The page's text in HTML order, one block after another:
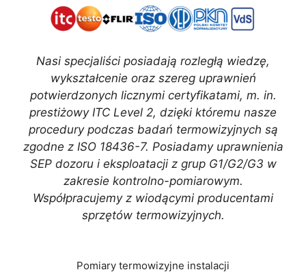
Nasi specjaliści posiadają rozległą wiedzę,
wykształcenie oraz szereg uprawnień
potwierdzonych licznymi certyfikatami, m. in.
prestiżowy ITC Level 2, dzięki któremu nasze
procedury podczas badań termowizyjnych są
zgodne z ISO 18436-7. Posiadamy uprawnienia
SEP dozoru i eksploatacji z grup G1/G2/G3 w
zakresie kontrolno-pomiarowym.
Współpracujemy z wiodącymi producentami
sprzętów termowizyjnych.
Pomiary termowizyjne instalacji